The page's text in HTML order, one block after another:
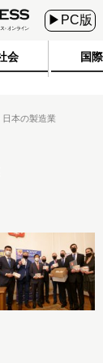
▶PC版
会 国際
日本の製造業